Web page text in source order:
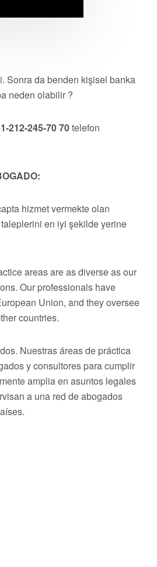
Sonra da benden kişisel banka
neden olabilir ?
212-245-70 70telefon
hizmet vermekte olan
en iyi şekilde yerine
areas are as diverse as our
Our professionals have
Union, and they oversee
countries.
Nuestras áreas de práctica
y consultores para cumplir
amplia en asuntos legales
a una red de abogados